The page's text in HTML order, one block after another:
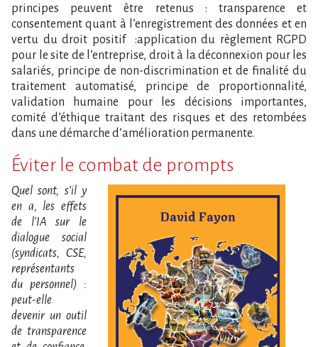
principes peuvent être retenus : transparence et
consentement quant à l’enregistrement des données et en
vertu du droit positif :application du règlement RGPD
pour le site de l’entreprise, droit à la déconnexion pour les
salariés, principe de non-discrimination et de finalité du
traitement automatisé, principe de proportionnalité,
validation humaine pour les décisions importantes,
comité d’éthique traitant des risques et des retombées
dans une démarche d’amélioration permanente.
Éviter le combat de prompts
Quel sont, s’il y
en a, les effets
de l’IA sur le
dialogue social
(syndicats, CSE,
représentants
du personnel) :
peut-elle
devenir un outil
de transparence